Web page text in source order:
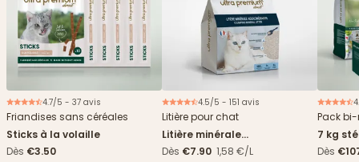
4.7/5 - 37 avis
Friandises sans céréales
Sticks à la volaille
Dès €3.50
4.5/5 - 151 avis
Litière pour chat
Litière minérale
agglomérante - 5L
Dès €7.90 1,58 €/L
Pack
7 kg
sachets
Dès